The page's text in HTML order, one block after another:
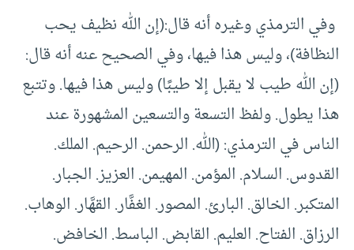
وفي الترمذي وغيره أنه قال‏:‏‏(‏إن الله نظيف يحب
النظافة‏)،‏ وليس هذا فيها، وفي الصحيح عنه أنه قال‏:‏
(‏إن الله طيب لا يقبل إلا طيبًا‏)‏ وليس هذا فيها‏.‏ وتتبع
هذا يطول‏.‏ ولفظ التسعة والتسعين المشهورة عند
الناس في الترمذي‏:‏‏ (‏الله‏.‏ الرحمن‏.‏ الرحيم‏.‏ الملك‏.‏
القدوس‏.‏ السلام‏.‏ المؤمن‏.‏ المهيمن‏.‏ العزيز‏.‏ الجبار‏.‏
المتكبر‏.‏ الخالق‏.‏ البارئ‏.‏ المصور‏.‏ الغفَّار‏.‏ القهَّار‏.‏ الوهاب‏.‏
الرزاق‏.‏ الفتاح‏.‏ العليم‏.‏ القابض‏.‏ الباسط‏.‏ الخافض‏.‏